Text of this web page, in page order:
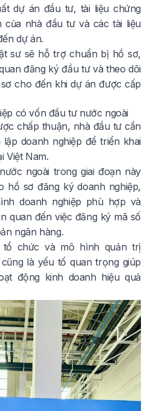
dự án đầu tư, tài liệu chứng
của nhà đầu tư và các tài liệu
dự án.
sư sẽ hỗ trợ chuẩn bị hồ sơ,
đăng ký đầu tư và theo dõi
cho đến khi dự án được cấp
có vốn đầu tư nước ngoài
chấp thuận, nhà đầu tư cần
doanh nghiệp để triển khai
Việt Nam.
ngoài trong giai đoạn này
hồ sơ đăng ký doanh nghiệp,
doanh nghiệp phù hợp và
quan đến việc đăng ký mã số
ngân hàng.
chức và mô hình quản trị
là yếu tố quan trọng giúp
động kinh doanh hiệu quả